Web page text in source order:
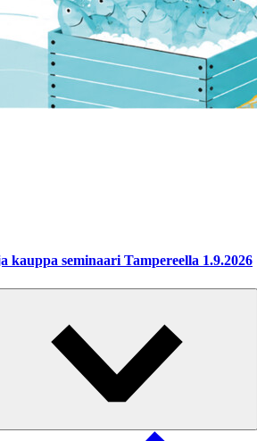
kauppa seminaari Tampereella 1.9.2026